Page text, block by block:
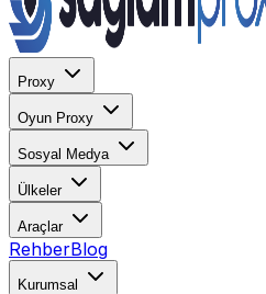
Proxy
Oyun Proxy
Sosyal Medya
Ülkeler
Araçlar
RehberBlog
Kurumsal